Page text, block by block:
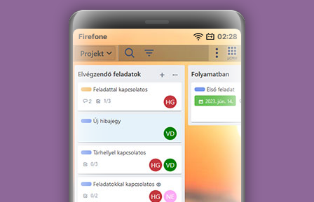
Firefone 02:28